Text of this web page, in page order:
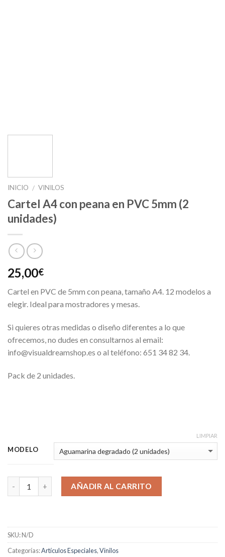
INICIO / VINILOS
Cartel A4 con peana en PVC 5mm (2
unidades)
25,00€
Cartel en PVC de 5mm con peana, tamaño A4. 12 modelos a
elegir. Ideal para mostradores y mesas.
Si quieres otras medidas o diseño diferentes a lo que
ofrecemos, no dudes en consultarnos al email:
info@visualdreamshop.es o al teléfono: 651 34 82 34.
Pack de 2 unidades.
MODELO
LIMPIAR
AÑADIR AL CARRITO
SKU:N/D
Categorías:Artículos Especiales,Vinilos